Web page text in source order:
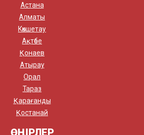
Астана
Алматы
Көкшетау
Ақтөбе
Қонаев
Атырау
Орал
Тараз
Қарағанды
Қостанай